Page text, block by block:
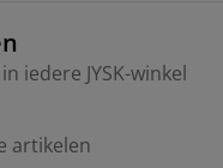
iedere JYSK-winkel
artikelen